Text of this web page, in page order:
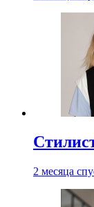
2 месяца